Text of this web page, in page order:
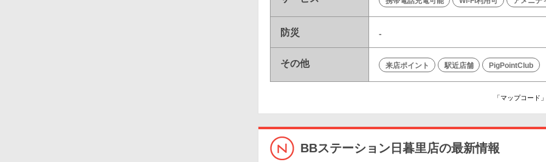
防災 -
その他 来店ポイント 駅近店舗 PigPointClub
「マップコード
BBステーション日暮里店の最新情報